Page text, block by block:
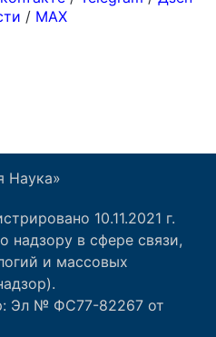
Наука»
10.11.2021 г.
надзору в сфере связи,
и массовых
Эл № ФС77-82267 от